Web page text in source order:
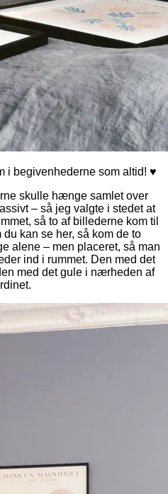
i begivenhederne som altid! ♥
skulle hænge samlet over
– så jeg valgte i stedet at
så to af billederne kom til
kan se her, så kom de to
alene – men placeret, så man
ind i rummet. Den med det
med det gule i nærheden af